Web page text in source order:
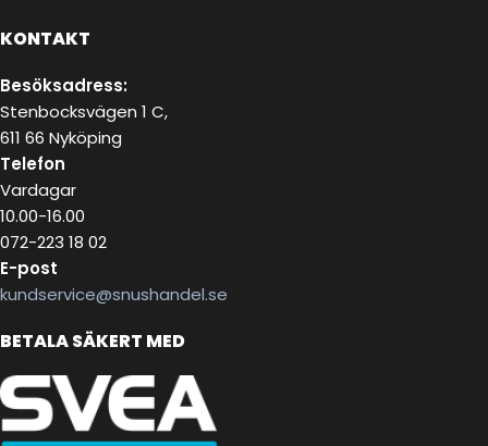
KONTAKT
Besöksadress:
Stenbocksvägen 1 C,
611 66 Nyköping
Telefon
Vardagar
10.00-16.00
072-223 18 02
E-post
kundservice@snushandel.se
BETALA SÄKERT MED